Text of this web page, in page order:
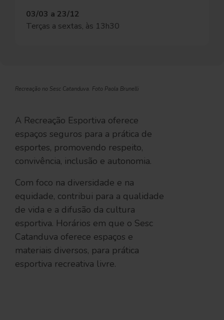
03/03 a 23/12
Terças a sextas, às 13h30
Recreação no Sesc Catanduva. Foto Paola Brunelli
A Recreação Esportiva oferece
espaços seguros para a prática de
esportes, promovendo respeito,
convivência, inclusão e autonomia.
Com foco na diversidade e na
equidade, contribui para a qualidade
de vida e a difusão da cultura
esportiva. Horários em que o Sesc
Catanduva oferece espaços e
materiais diversos, para prática
esportiva recreativa livre.